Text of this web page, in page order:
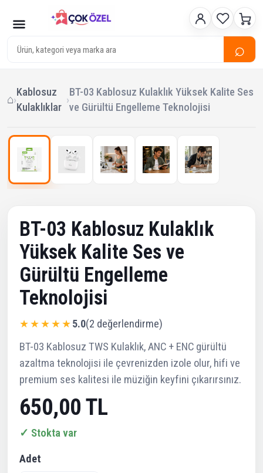
⌕
⌂›
Kablosuz
Kulaklıklar
›
BT-03 Kablosuz Kulaklık Yüksek Kalite Ses
ve Gürültü Engelleme Teknolojisi
Çok Satan
1/ 5
BT-03 Kablosuz Kulaklık
Yüksek Kalite Ses ve
Gürültü Engelleme
Teknolojisi
★★★★★5.0(2 değerlendirme)
BT-03 Kablosuz TWS Kulaklık, ANC + ENC gürültü
azaltma teknolojisi ile çevrenizden izole olur, hifi ve
premium ses kalitesi ile müziğin keyfini çıkarırsınız.
650,00 TL
✓ Stokta var
Adet